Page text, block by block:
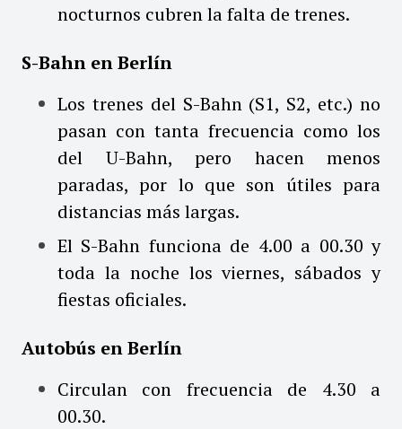
nocturnos cubren la falta de trenes.
S-Bahn en Berlín
Los trenes del S-Bahn (S1, S2, etc.) no
pasan con tanta frecuencia como los
del U-Bahn, pero hacen menos
paradas, por lo que son útiles para
distancias más largas.
El S-Bahn funciona de 4.00 a 00.30 y
toda la noche los viernes, sábados y
fiestas oficiales.
Autobús en Berlín
Circulan con frecuencia de 4.30 a
00.30.